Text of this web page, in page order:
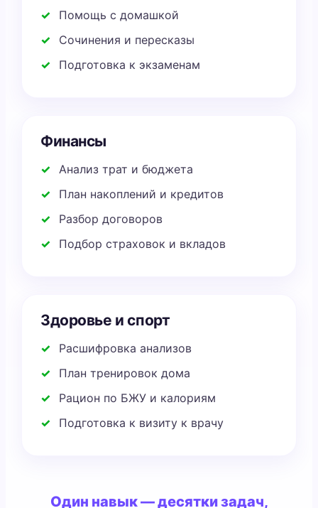
Помощь с домашкой
Сочинения и пересказы
Подготовка к экзаменам
Финансы
Анализ трат и бюджета
План накоплений и кредитов
Разбор договоров
Подбор страховок и вкладов
Здоровье и спорт
Расшифровка анализов
План тренировок дома
Рацион по БЖУ и калориям
Подготовка к визиту к врачу
Один навык — десятки задач,